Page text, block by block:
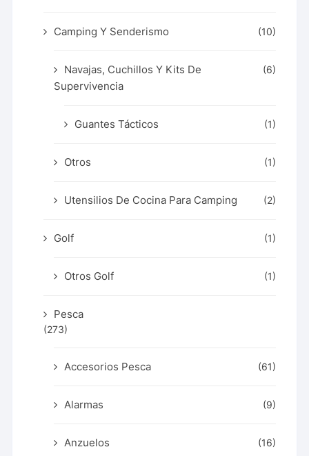
Camping Y Senderismo (10)
Navajas, Cuchillos Y Kits De
Supervivencia
(6)
Guantes Tácticos (1)
Otros (1)
Utensilios De Cocina Para Camping (2)
Golf (1)
Otros Golf (1)
Pesca
(273)
Accesorios Pesca (61)
Alarmas (9)
Anzuelos (16)